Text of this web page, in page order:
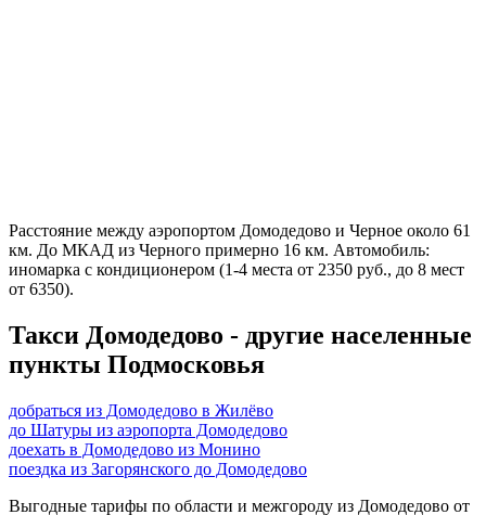
Расстояние между аэропортом Домодедово и Черное около 61
км. До МКАД из Черного примерно 16 км. Автомобиль:
иномарка с кондиционером (1-4 места от 2350 руб., до 8 мест
от 6350).
Такси Домодедово - другие населенные
пункты Подмосковья
добраться из Домодедово в Жилёво
до Шатуры из аэропорта Домодедово
доехать в Домодедово из Монино
поездка из Загорянского до Домодедово
Выгодные тарифы по области и межгороду из Домодедово от